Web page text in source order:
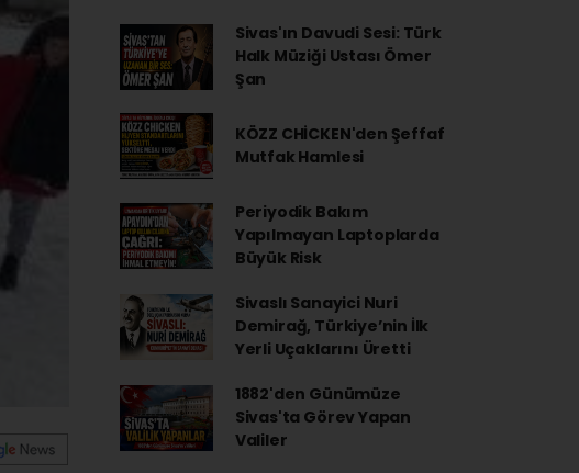
Sivas'ın Davudi Sesi: Türk
Halk Müziği Ustası Ömer
Şan
KÖZZ CHİCKEN'den Şeffaf
Mutfak Hamlesi
Periyodik Bakım
Yapılmayan Laptoplarda
Büyük Risk
Sivaslı Sanayici Nuri
Demirağ, Türkiye’nin İlk
Yerli Uçaklarını Üretti
1882'den Günümüze
Sivas'ta Görev Yapan
Valiler